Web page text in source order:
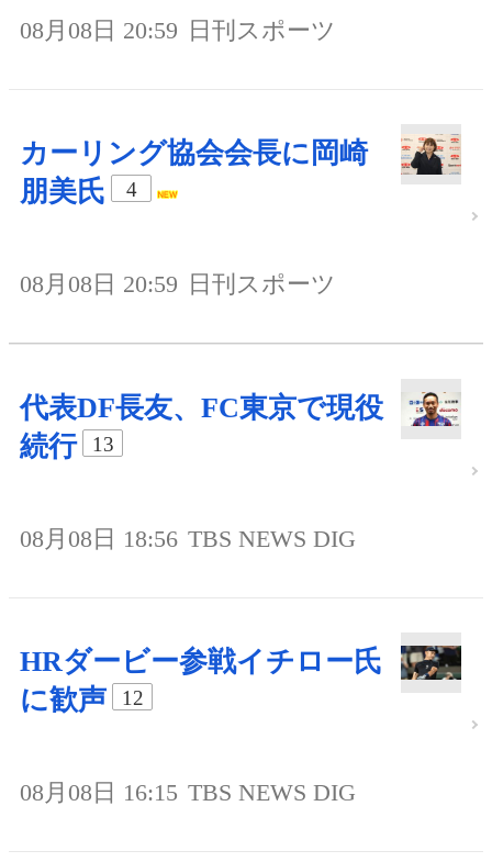
08月08日 20:59 日刊スポーツ
カーリング協会会長に岡崎
朋美氏
4
08月08日 20:59 日刊スポーツ
代表DF長友、FC東京で現役
続行
13
08月08日 18:56 TBS NEWS DIG
HRダービー参戦イチロー氏
に歓声
12
08月08日 16:15 TBS NEWS DIG